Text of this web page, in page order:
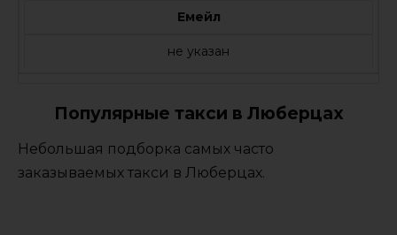
Емейл
не указан
Популярные такси в Люберцах
Небольшая подборка самых часто
заказываемых такси в Люберцах.